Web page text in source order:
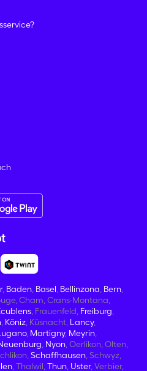
, Baden Basel Bellinzona Bern
Cham, Crans-Montana,
, Frauenfeld, Freiburg
Köniz , Küsnacht, Lancy,
, Martigny, Meyrin
Nyon , Oerlikon, Olten,
Schaffhausen , Schwyz,
, Thalwil, Thun Uster, Verbier,